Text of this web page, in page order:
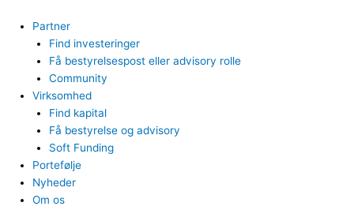
indholdet
Partner
Find investeringer
Få bestyrelsespost eller advisory rolle
Community
Virksomhed
Find kapital
Få bestyrelse og advisory
Soft Funding
Portefølje
Nyheder
Om os